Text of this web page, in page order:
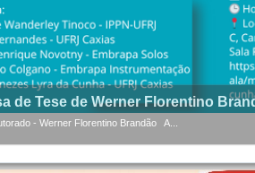
de Tese de Werner Florentino
- Werner Florentino Brandão A...